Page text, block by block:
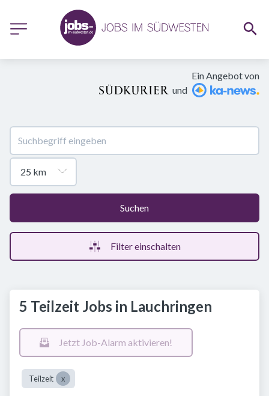
Ein Angebot von
und
Suchen
Filter einschalten
5 Teilzeit Jobs in Lauchringen
Jetzt Job-Alarm aktivieren!
Teilzeit